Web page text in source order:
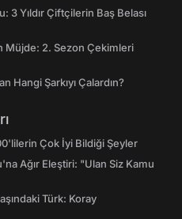
3 Yıldır Çiftçilerin Baş Belası
Müjde: 2. Sezon Çekimleri
Hangi Şarkıyı Çalardın?
Çok İyi Bildiği Şeyler
Ağır Eleştiri: "Ulan Siz Kamu
Türk: Koray